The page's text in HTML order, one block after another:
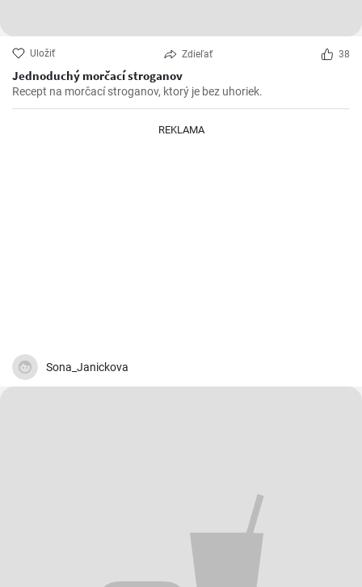
Uložiť Zdieľať 38
Jednoduchý morčací stroganov
Recept na morčací stroganov, ktorý je bez uhoriek.
REKLAMA
Sona_Janickova